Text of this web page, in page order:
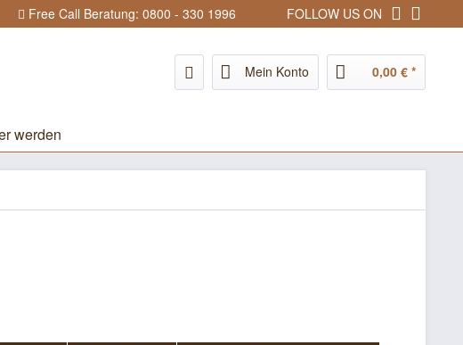
Free Call Beratung: 0800 - 330 1996 FOLLOW US ON
Mein Konto 0,00 € *
werden